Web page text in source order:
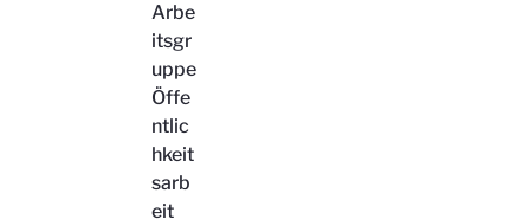
Arbe
itsgr
uppe
Öffe
ntlic
hkeit
sarb
eit